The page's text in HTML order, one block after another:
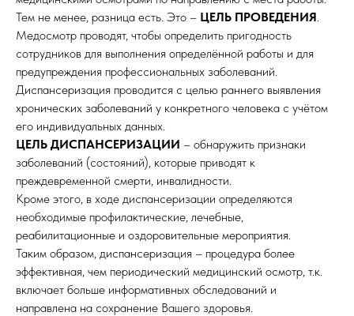
Тем не менее, разница есть. Это – ЦЕЛЬ ПРОВЕДЕНИЯ.
Медосмотр проводят, чтобы определить пригодность
сотрудников для выполнения определённой работы и для
предупреждения профессиональных заболеваний.
Диспансеризация проводится с целью раннего выявления
хронических заболеваний у конкретного человека с учётом
его индивидуальных данных.
ЦЕЛЬ ДИСПАНСЕРИЗАЦИИ – обнаружить признаки
заболеваний (состояний), которые приводят к
преждевременной смерти, инвалидности.
Кроме этого, в ходе диспансеризации определяются
необходимые профилактические, лечебные,
реабилитационные и оздоровительные мероприятия.
Таким образом, диспансеризация – процедура более
эффективная, чем периодический медицинский осмотр, т.к.
включает больше информативных обследований и
направлена на сохранение Вашего здоровья.